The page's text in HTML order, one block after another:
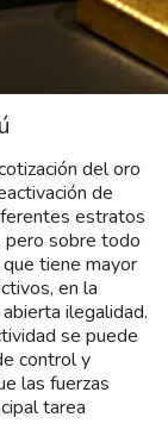
del oro
de
estratos
pero sobre todo
tiene mayor
en la
ilegalidad.
se puede
control y
las fuerzas
tarea